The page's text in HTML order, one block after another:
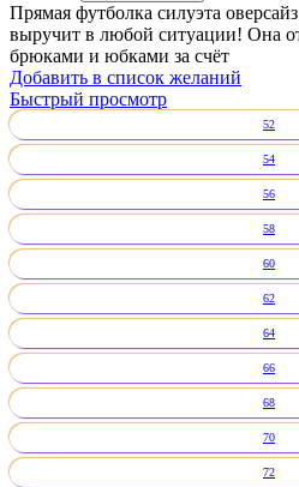
Прямая футболка силуэта
выручит в любой ситуации! Она
брюками и юбками за счёт
Добавить в список желаний
Быстрый просмотр
52
54
56
58
60
62
64
66
68
70
72